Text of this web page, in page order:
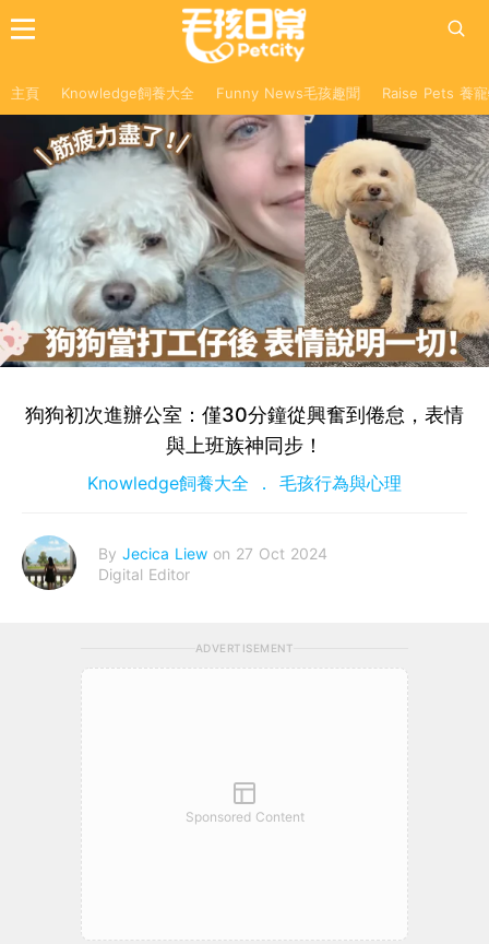
主頁 Knowledge飼養大全 Funny News毛孩趣聞 Raise Pets 養
狗狗初次進辦公室：僅30分鐘從興奮到倦怠，表情
與上班族神同步！
Knowledge飼養大全 毛孩行為與心理
By Jecica Liew on 27 Oct 2024
Digital Editor
ADVERTISEMENT
Sponsored Content